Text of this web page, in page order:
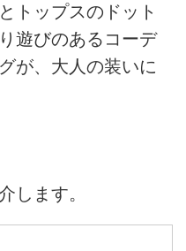
トップスのドット
遊びのあるコーデ
が、大人の装いに
します。